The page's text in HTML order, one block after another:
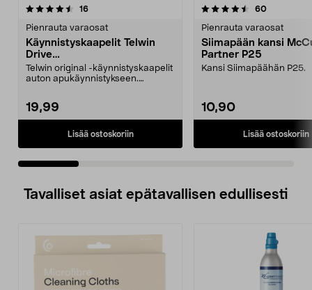
16arvostelut
Pienrauta varaosat
Käynnistyskaapelit Telwin
Drive
Mini/9000/13000/1250/150
0/1750, EC5
Telwin original -käynnistyskaapelit
auton apukäynnistykseen.
19,99
Lisää ostoskoriin
4.5 viidestä
60arvostelut
Pienrauta varaosat
Siimapään kansi
Partner P25
Kansi Siimapäähän P25.
10,90
Lisää ostoskoriin
4.5 viidestä
Tavalliset asiat epätavallisen edullisesti